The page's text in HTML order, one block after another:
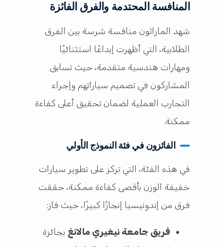
المنافسة المحتدمة والفرق الفائزة
شهد الماراثون منافسة شرسة بين الفرق
الطلابية، التي أظهرت إبداعًا استثنائيًا
ومهارات هندسية متقدمة، حيث تسابق
المشاركون في تصميم سياراتهم وإجراء
التجارب العملية لضمان تحقيق أعلى كفاءة
ممكنة.
الفائزون في فئة النموذج الأولي
في هذه الفئة، التي تركز على تطوير سيارات
خفيفة الوزن بأقصى كفاءة ممكنة، حققت
فرق من إندونيسيا إنجازًا كبيرًا، حيث فاز:
فريق جامعة نيغيري مالانغ بجائزة